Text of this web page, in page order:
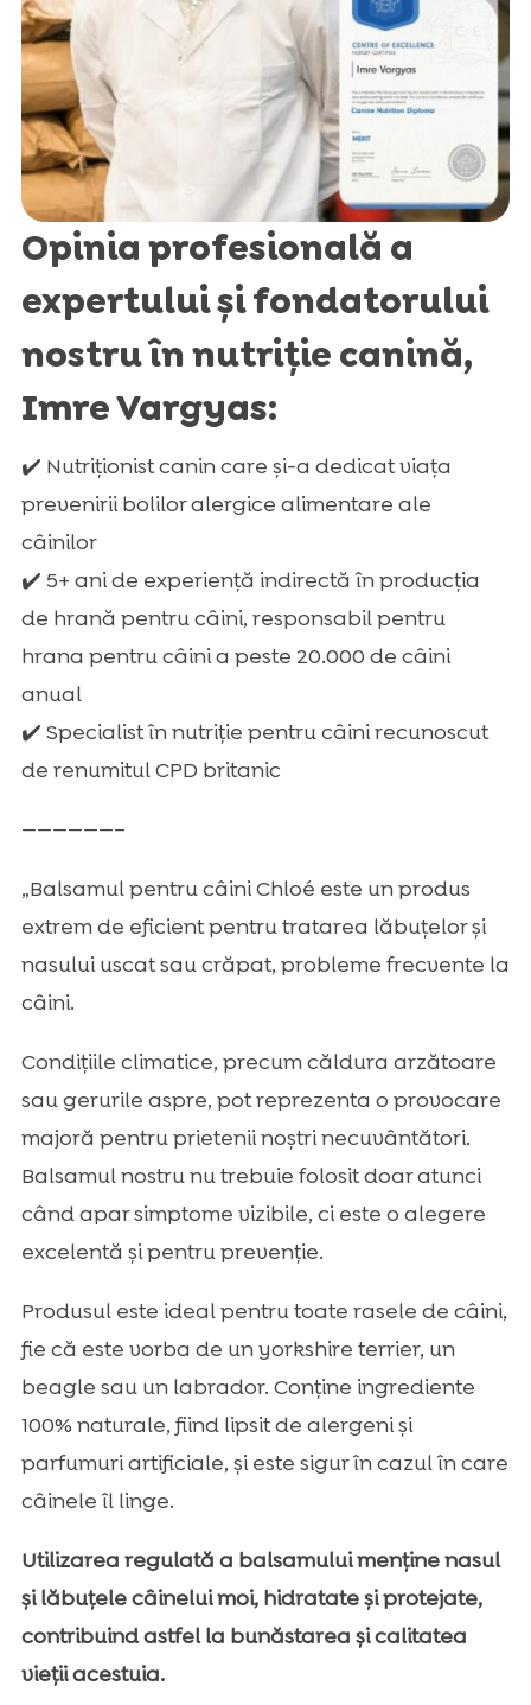
Opinia profesională a
expertului și fondatorului
nostru în nutriție canină,
Imre Vargyas:
✔️ Nutriționist canin care și-a dedicat viața
prevenirii bolilor alergice alimentare ale
câinilor
✔️ 5+ ani de experiență indirectă în producția
de hrană pentru câini, responsabil pentru
hrana pentru câini a peste 20.000 de câini
anual
✔️ Specialist în nutriție pentru câini recunoscut
de renumitul CPD britanic
——————–
„Balsamul pentru câini Chloé este un produs
extrem de eficient pentru tratarea lăbuțelor și
nasului uscat sau crăpat, probleme frecvente la
câini.
Condițiile climatice, precum căldura arzătoare
sau gerurile aspre, pot reprezenta o provocare
majoră pentru prietenii noștri necuvântători.
Balsamul nostru nu trebuie folosit doar atunci
când apar simptome vizibile, ci este o alegere
excelentă și pentru prevenție.
Produsul este ideal pentru toate rasele de câini,
fie că este vorba de un yorkshire terrier, un
beagle sau un labrador. Conține ingrediente
100% naturale, fiind lipsit de alergeni și
parfumuri artificiale, și este sigur în cazul în care
câinele îl linge.
Utilizarea regulată a balsamului menține nasul
și lăbuțele câinelui moi, hidratate și protejate,
contribuind astfel la bunăstarea și calitatea
vieții acestuia.